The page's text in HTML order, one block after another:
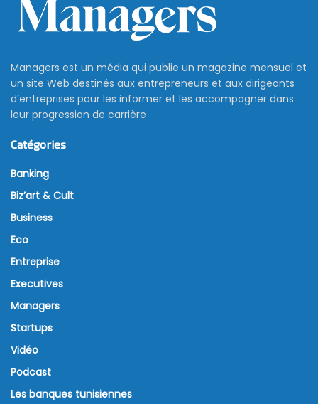
Managers est un média qui publie un magazine mensuel et
un site Web destinés aux entrepreneurs et aux dirigeants
d’entreprises pour les informer et les accompagner dans
leur progression de carrière
Catégories
Banking
Biz’art & Cult
Business
Eco
Entreprise
Executives
Managers
Startups
Vidéo
Podcast
Les banques tunisiennes